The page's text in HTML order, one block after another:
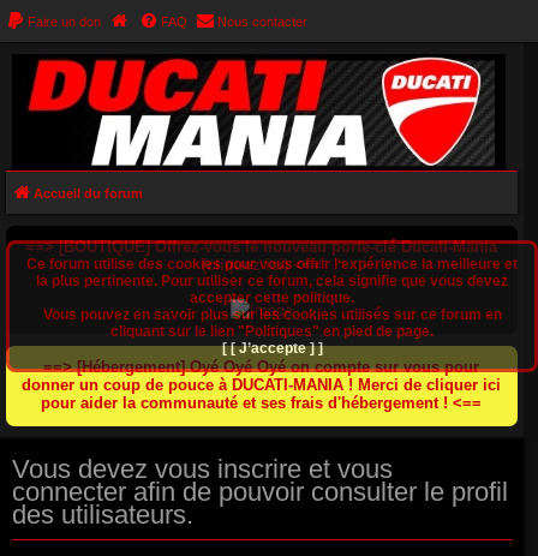
Faire un don FAQ Nous contacter
Accueil du forum
==> [BOUTIQUE] Offrez-vous le nouveau porte-clé Ducati-Mania
(cliquez ici) <==
==> [Hébergement] Oyé Oyé Oyé on compte sur vous pour
donner un coup de pouce à DUCATI-MANIA ! Merci de cliquer ici
pour aider la communauté et ses frais d'hébergement ! <==
Vous devez vous inscrire et vous
connecter afin de pouvoir consulter le profil
des utilisateurs.
Ce forum utilise des cookies pour vous offrir l‘expérience la meilleure et
la plus pertinente. Pour utiliser ce forum, cela signifie que vous devez
accepter cette politique.
Vous pouvez en savoir plus sur les cookies utilisés sur ce forum en
cliquant sur le lien "Politiques" en pied de page.
[ [ J’accepte ] ]